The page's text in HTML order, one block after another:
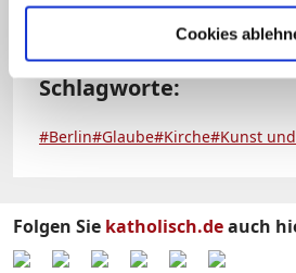
Cookies
Schlagworte:
#Berlin#Glaube#Kirche#Kunst
Folgen Sie katholisch.deauch